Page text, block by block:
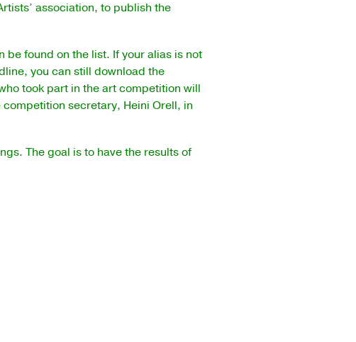
association, to publish the
be found on the list. If your alias is not
you can still download the
took part in the art competition will
secretary, Heini Orell, in
The goal is to have the results of